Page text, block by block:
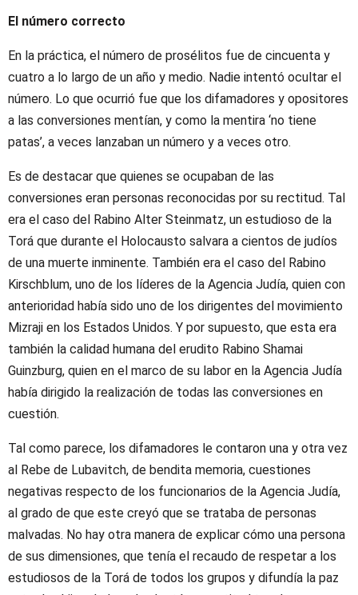
El número correcto
En la práctica, el número de prosélitos fue de cincuenta y
cuatro a lo largo de un año y medio. Nadie intentó ocultar el
número. Lo que ocurrió fue que los difamadores y opositores
a las conversiones mentían, y como la mentira ‘no tiene
patas’, a veces lanzaban un número y a veces otro.
Es de destacar que quienes se ocupaban de las
conversiones eran personas reconocidas por su rectitud. Tal
era el caso del Rabino Alter Steinmatz, un estudioso de la
Torá que durante el Holocausto salvara a cientos de judíos
de una muerte inminente. También era el caso del Rabino
Kirschblum, uno de los líderes de la Agencia Judía, quien con
anterioridad había sido uno de los dirigentes del movimiento
Mizraji en los Estados Unidos. Y por supuesto, que esta era
también la calidad humana del erudito Rabino Shamai
Guinzburg, quien en el marco de su labor en la Agencia Judía
había dirigido la realización de todas las conversiones en
cuestión.
Tal como parece, los difamadores le contaron una y otra vez
al Rebe de Lubavitch, de bendita memoria, cuestiones
negativas respecto de los funcionarios de la Agencia Judía,
al grado de que este creyó que se trataba de personas
malvadas. No hay otra manera de explicar cómo una persona
de sus dimensiones, que tenía el recaudo de respetar a los
estudiosos de la Torá de todos los grupos y difundía la paz